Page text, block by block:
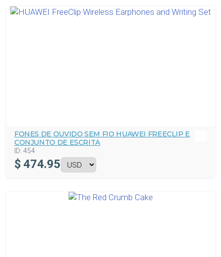
FONES DE OUVIDO SEM FIO HUAWEI FREECLIP E
CONJUNTO DE ESCRITA
ID: 454
$ 474.95